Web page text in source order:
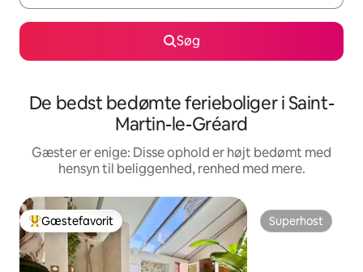
Søg
De bedst bedømte ferieboliger i Saint-
Martin-le-Gréard
Gæster er enige: Disse ophold er højt bedømt med
hensyn til beliggenhed, renhed med mere.
Bedste gæstefavorit
Gæstefavorit Superhost
Superhost